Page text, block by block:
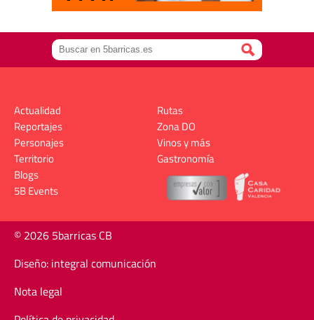
Actualidad
Reportajes
Personajes
Territorio
Rutas
Zona DO
Vinos y más
Gastronomía
Blogs
5B Events
© 2026 5barricas CB
Diseño: integral comunicación
Nota legal